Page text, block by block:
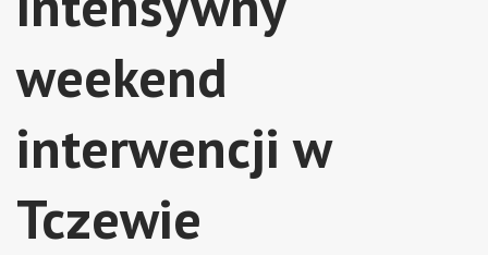
weekend
interwencji w
Tczewie